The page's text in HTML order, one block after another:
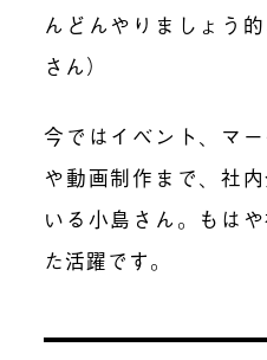
んどんやりましょう
さん）
今ではイベント、マ
や動画制作まで、社
いる小島さん。もは
た活躍です。